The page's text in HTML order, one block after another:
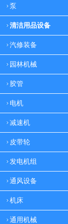
泵
清洁用品设备
汽修装备
园林机械
胶管
电机
减速机
皮带轮
发电机组
通风设备
机床
通用机械